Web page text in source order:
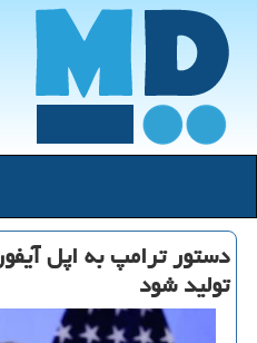
دستور ترامپ به اپل
تولید شود